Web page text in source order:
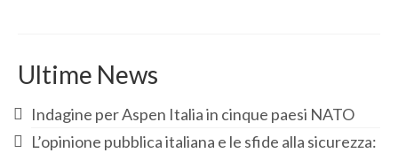
Ultime News
Indagine per Aspen Italia in cinque paesi NATO
L’opinione pubblica italiana e le sfide alla sicurezza: